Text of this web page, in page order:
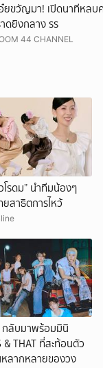
ยขวัญมา! เปิดนาทีหลบ
ดยิงกลาง รร
44 CHANNEL
รดม” นำทีมน้องๆ
สาธิตการไหว้
กลับมาพร้อมมินิ
THAT ที่สะท้อนตัว
ลากหลายของวง